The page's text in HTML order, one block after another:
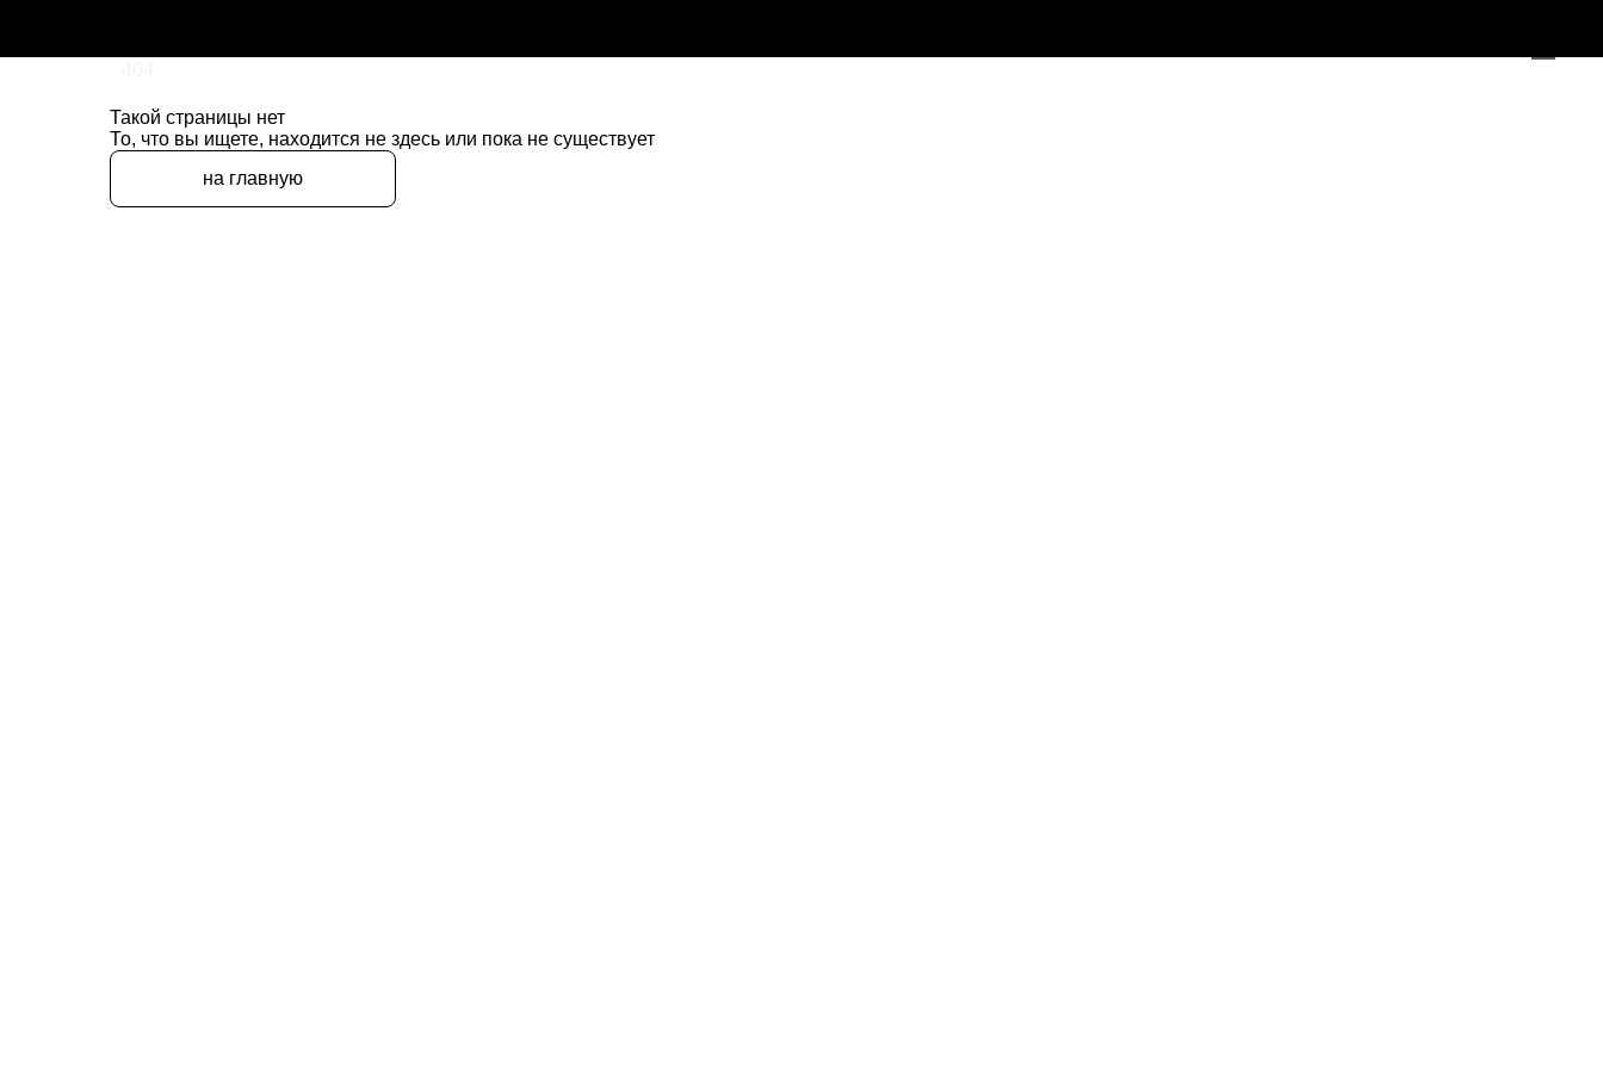
Такой страницы нет
То, что вы ищете, находится не здесь или пока не существует
на главную